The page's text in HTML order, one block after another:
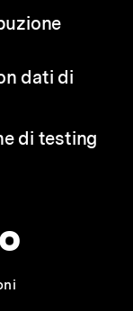
dati di
di testing